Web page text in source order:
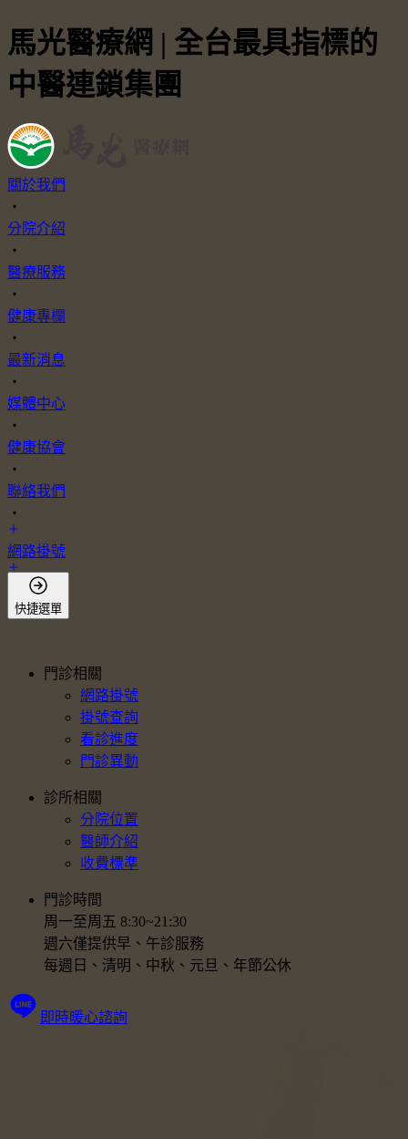
馬光醫療網 | 全台最具指標的
中醫連鎖集團
關於我們
・
分院介紹
・
醫療服務
・
健康專欄
・
最新消息
・
媒體中心
・
健康協會
・
聯絡我們
・
網路掛號
會員登入
快捷選單
門診相關
網路掛號
掛號查詢
看診進度
門診異動
診所相關
分院位置
醫師介紹
收費標準
門診時間
周一至周五 8:30~21:30
週六僅提供早、午診服務
每週日、清明、中秋、元旦、年節公休
即時暖心諮詢